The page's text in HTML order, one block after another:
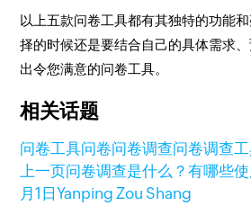
以上五款问卷工具都有其独特的功能
择的时候还是要结合自己的具体需求
出令您满意的问卷工具。
相关话题
问卷工具问卷问卷调查问卷调查
上一页问卷调查是什么？有哪些
月1日Yanping Zou Shang